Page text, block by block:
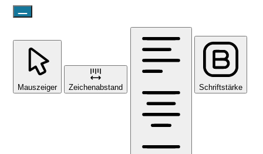
Mauszeiger Zeichenabstand Schriftstärke